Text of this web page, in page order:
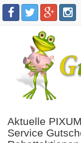
Aktuelle
Service